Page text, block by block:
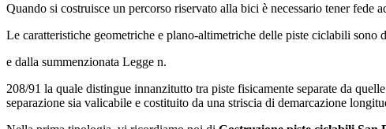
Quando si costruisce un percorso riservato alla bici è necessario tener fede
Le caratteristiche geometriche e plano-altimetriche delle piste ciclabili sono
e dalla summenzionata Legge n.
208/91 la quale distingue innanzitutto tra piste fisicamente separate da
separazione sia valicabile e costituito da una striscia di demarcazione